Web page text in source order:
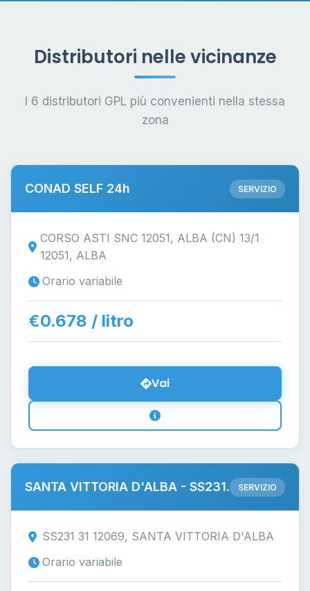
Distributori nelle vicinanze
I 6 distributori GPL più convenienti nella stessa
zona
CONAD SELF 24h SERVIZIO
CORSO ASTI SNC 12051, ALBA (CN) 13/1
12051, ALBA
Orario variabile
€0.678 / litro
Vai
SANTA VITTORIA D'ALBA - SS231. SERVIZIO
SS231 31 12069, SANTA VITTORIA D'ALBA
Orario variabile